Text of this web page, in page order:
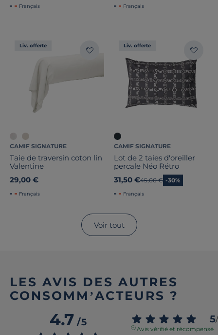
Français Français
Liv. offerte
CAMIF SIGNATURE
Taie de traversin coton lin
Valentine
29,00 €
Français
Liv. offerte
CAMIF SIGNATURE
Lot de 2 taies d'oreiller
percale Néo Rétro
31,50 €Ancien prix
45,00 € -30%
Français
Voir tout
LES AVIS DES AUTRES
CONSOMM’ACTEURS ?
4.7/5 5/
Avis vérifié et récompensé